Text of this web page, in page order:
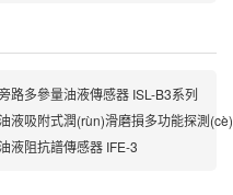
路多參量油液傳感器 ISL-B3系列
液吸附式潤(rùn)滑磨損多功能探測
液阻抗譜傳感器 IFE-3